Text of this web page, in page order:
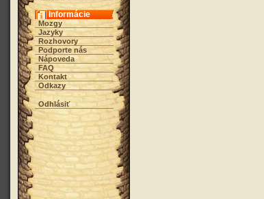
Informácie
Mozgy
Jazyky
Rozhovory
Podporte nás
Nápoveda
FAQ
Kontakt
Odkazy
Odhlásiť